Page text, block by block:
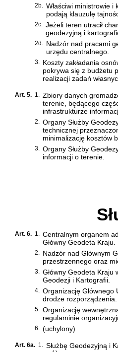
2b. Właściwi ministrowie
podają klauzulę
2c. Jeżeli teren utracił
geodezyjną i
2d. Nadzór nad pracami
urzędu centralnego.
3. Koszty zakładania
pokrywa się z budżetu
realizacji zadań
Art. 5. 1. Zbiory danych
terenie, będącego
infrastrukturze
2. Organy Służby
technicznej
minimalizację kosztów
3. Organy Służby
informacji o terenie.
Art. 6. 1. Centralnym organem
Główny Geodeta Kraju.
2. Nadzór nad Głównym
przestrzennego oraz
3. Główny Geodeta Kraju
Geodezji i Kartografii.
4. Organizację
drodze rozporządzenia.
5. Organizację
regulaminie
6. (uchylony)
Art. 6a. 1. Służbę Geodezyjną i